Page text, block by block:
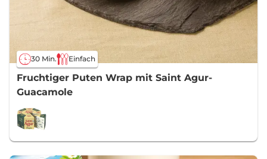
30 Min. Einfach
Fruchtiger Puten Wrap mit Saint Agur-
Guacamole